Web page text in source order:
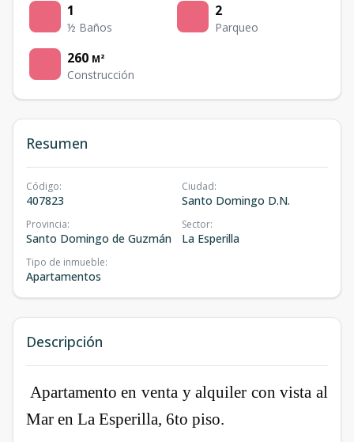
1
½ Baños
2
Parqueo
260 M²
Construcción
Resumen
Código:
407823
Ciudad:
Santo Domingo D.N.
Provincia:
Santo Domingo de Guzmán
Sector:
La Esperilla
Tipo de inmueble:
Apartamentos
Descripción
Apartamento en venta y alquiler con vista al
Mar en La Esperilla, 6to piso.